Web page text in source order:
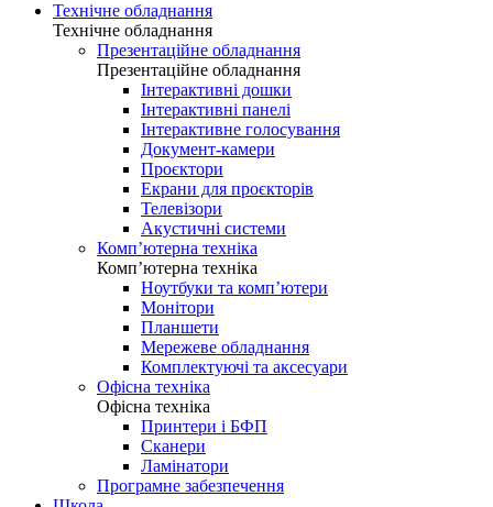
Технічне обладнання
Технічне обладнання
Презентаційне обладнання
Презентаційне обладнання
Інтерактивні дошки
Інтерактивні панелі
Інтерактивне голосування
Документ-камери
Проєктори
Екрани для проєкторів
Телевізори
Акустичні системи
Комп’ютерна техніка
Комп’ютерна техніка
Ноутбуки та комп’ютери
Монітори
Планшети
Мережеве обладнання
Комплектуючі та аксесуари
Офісна техніка
Офісна техніка
Принтери і БФП
Сканери
Ламінатори
Програмне забезпечення